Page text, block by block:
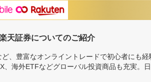
天証券についてのご紹介
ど、豊富なオンライントレードで初心者にも
、海外ETFなどグローバル投資商品も充実。